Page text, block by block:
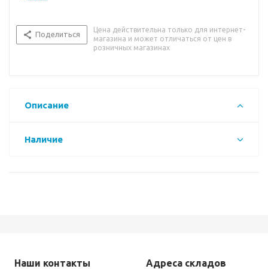
Поделиться
Цена действительна только для интернет-
магазина и может отличаться от цен в
розничных магазинах
Описание
Наличие
Наши контакты Адреса складов